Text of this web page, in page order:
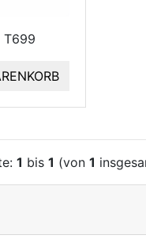
T699
1 bis 1 (von 1